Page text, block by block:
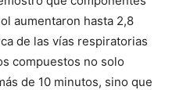
aumentaron hasta 2,8
de las vías respiratorias
compuestos no solo
de 10 minutos, sino que